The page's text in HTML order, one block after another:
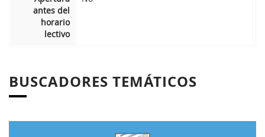
antes del
horario
lectivo
BUSCADORES TEMÁTICOS